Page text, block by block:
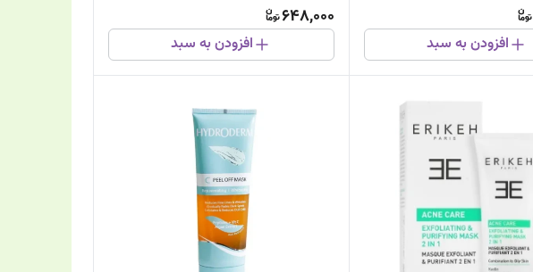
افزودن به سبد
648,000
افزودن به سبد